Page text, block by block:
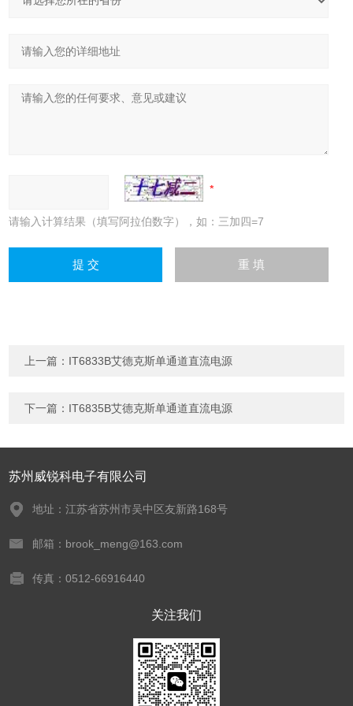
请输入计算结果（填写阿拉伯数字），如：三加四=7
上一篇： IT6833B艾德克斯单通道直流电源
下一篇： IT6835B艾德克斯单通道直流电源
苏州威锐科电子有限公司
地址：江苏省苏州市吴中区友新路168号
邮箱：brook_meng@163.com
传真：0512-66916440
关注我们